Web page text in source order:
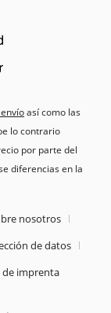
así como las
lo contrario
por parte del
diferencias en la
nosotros
de datos
de imprenta